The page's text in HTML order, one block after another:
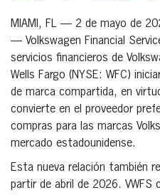
MIAMI, FL — 2 de mayo de
— Volkswagen Financial
servicios financieros de
Wells Fargo (NYSE: WFC)
de marca compartida, en
convierte en el proveedor
compras para las marcas
mercado estadounidense.
Esta nueva relación también
partir de abril de 2026. VWFS